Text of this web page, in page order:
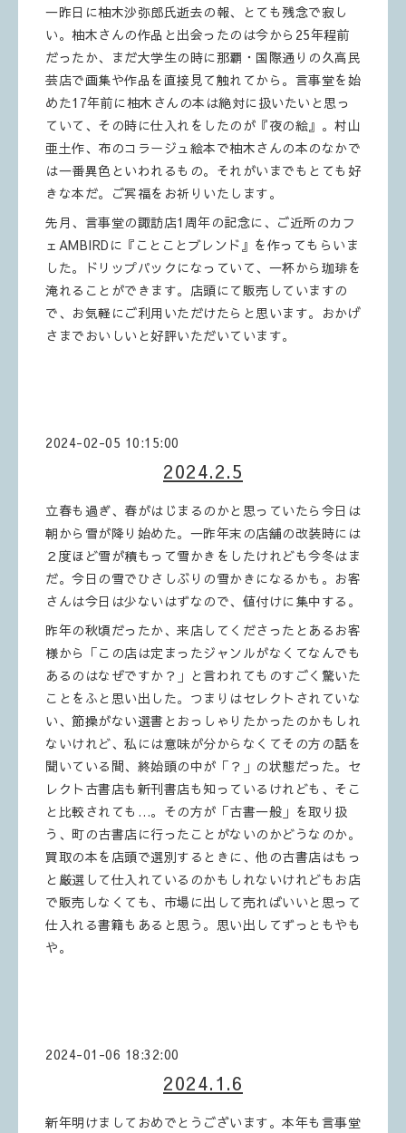
一昨日に柚木沙弥郎氏逝去の報、とても残念で寂し
い。柚木さんの作品と出会ったのは今から25年程前
だったか、まだ大学生の時に那覇・国際通りの久高民
芸店で画集や作品を直接見て触れてから。言事堂を始
めた17年前に柚木さんの本は絶対に扱いたいと思っ
ていて、その時に仕入れをしたのが『夜の絵』。村山
亜土作、布のコラージュ絵本で柚木さんの本のなかで
は一番異色といわれるもの。それがいまでもとても好
きな本だ。ご冥福をお祈りいたします。
先月、言事堂の諏訪店1周年の記念に、ご近所のカフ
ェAMBIRDに『ことことブレンド』を作ってもらいま
した。ドリップパックになっていて、一杯から珈琲を
淹れることができます。店頭にて販売していますの
で、お気軽にご利用いただけたらと思います。おかげ
さまでおいしいと好評いただいています。
2024-02-05 10:15:00
2024.2.5
立春も過ぎ、春がはじまるのかと思っていたら今日は
朝から雪が降り始めた。一昨年末の店舗の改装時には
２度ほど雪が積もって雪かきをしたけれども今冬はま
だ。今日の雪でひさしぶりの雪かきになるかも。お客
さんは今日は少ないはずなので、値付けに集中する。
昨年の秋頃だったか、来店してくださったとあるお客
様から「この店は定まったジャンルがなくてなんでも
あるのはなぜですか？」と言われてものすごく驚いた
ことをふと思い出した。つまりはセレクトされていな
い、節操がない選書とおっしゃりたかったのかもしれ
ないけれど、私には意味が分からなくてその方の話を
聞いている間、終始頭の中が「？」の状態だった。セ
レクト古書店も新刊書店も知っているけれども、そこ
と比較されても…。その方が「古書一般」を取り扱
う、町の古書店に行ったことがないのかどうなのか。
買取の本を店頭で選別するときに、他の古書店はもっ
と厳選して仕入れているのかもしれないけれどもお店
で販売しなくても、市場に出して売ればいいと思って
仕入れる書籍もあると思う。思い出してずっともやも
や。
2024-01-06 18:32:00
2024.1.6
新年明けましておめでとうございます。本年も言事堂